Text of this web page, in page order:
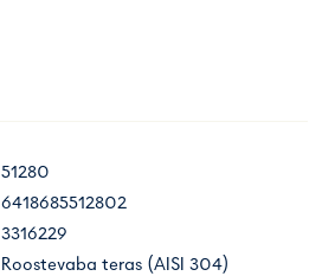
51280
6418685512802
3316229
Roostevaba teras (AISI 304)